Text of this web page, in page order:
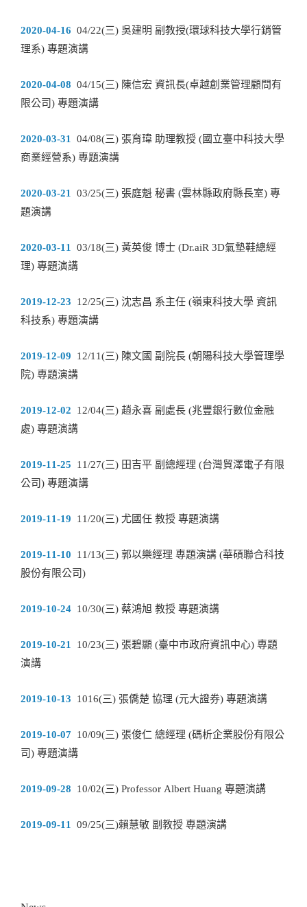
2020-04-16 04/22(三) 吳建明 副教授(環球科技大學行銷管
理系) 專題演講
2020-04-08 04/15(三) 陳信宏 資訊長(卓越創業管理顧問有
限公司) 專題演講
2020-03-31
04/08(三) 張育瑋 助理教授 (國立臺中科技大學
商業經營系) 專題演講
2020-03-21
03/25(三) 張庭魁 秘書 (雲林縣政府縣長室) 專
題演講
2020-03-11
03/18(三) 黃英俊 博士 (Dr.aiR 3D氣墊鞋總經
理) 專題演講
2019-12-23
12/25(三) 沈志昌 系主任 (嶺東科技大學 資訊
科技系) 專題演講
2019-12-09
12/11(三) 陳文國 副院長 (朝陽科技大學管理學
院) 專題演講
2019-12-02
12/04(三) 趙永喜 副處長 (兆豐銀行數位金融
處) 專題演講
2019-11-25
11/27(三) 田吉平 副總經理 (台灣貿澤電子有限
公司) 專題演講
2019-11-19 11/20(三) 尤國任 教授 專題演講
2019-11-10
11/13(三) 郭以樂經理 專題演講 (華碩聯合科技
股份有限公司)
2019-10-24 10/30(三) 蔡鴻旭 教授 專題演講
2019-10-21
10/23(三) 張碧顯 (臺中市政府資訊中心) 專題
演講
2019-10-13 1016(三) 張僑楚 協理 (元大證券) 專題演講
2019-10-07 10/09(三) 張俊仁 總經理 (碼析企業股份有限公
司) 專題演講
2019-09-28 10/02(三) Professor Albert Huang 專題演講
2019-09-11 09/25(三)賴慧敏 副教授 專題演講